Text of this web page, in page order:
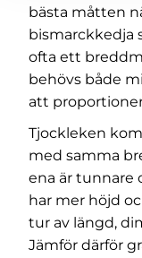
bästa måtten
bismarckkedja
ofta ett
behövs både
att
Tjockleken
med samma
ena är tunnare
har mer höjd
tur av längd,
Jämför därför